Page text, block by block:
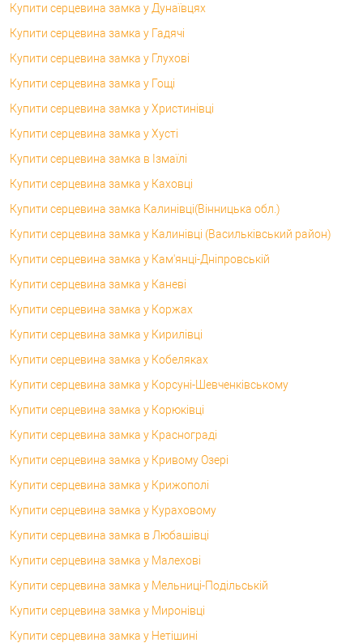
Купити серцевина замка у Дунаївцях
Купити серцевина замка у Гадячі
Купити серцевина замка у Глухові
Купити серцевина замка у Гощі
Купити серцевина замка у Христинівці
Купити серцевина замка у Хусті
Купити серцевина замка в Ізмаїлі
Купити серцевина замка у Каховці
Купити серцевина замка Калинівці(Вінницька обл.)
Купити серцевина замка у Калинівці (Васильківський район)
Купити серцевина замка у Кам'янці-Дніпровській
Купити серцевина замка у Каневі
Купити серцевина замка у Коржах
Купити серцевина замка у Кирилівці
Купити серцевина замка у Кобеляках
Купити серцевина замка у Корсунi-Шевченківському
Купити серцевина замка у Корюківці
Купити серцевина замка у Краснограді
Купити серцевина замка у Кривому Озері
Купити серцевина замка у Крижополі
Купити серцевина замка у Кураховому
Купити серцевина замка в Любашівці
Купити серцевина замка у Малехові
Купити серцевина замка у Мельниці-Подільській
Купити серцевина замка у Миронівці
Купити серцевина замка у Нетішині